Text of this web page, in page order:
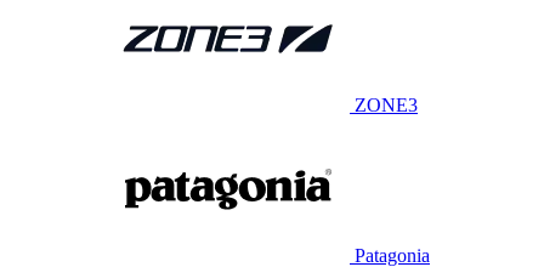
ZONE3
Patagonia